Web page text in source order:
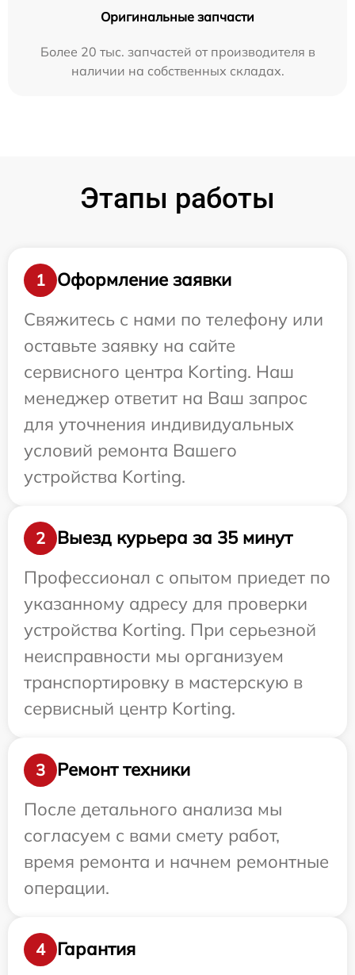
Оригинальные запчасти
Более 20 тыс. запчастей от производителя в
наличии на собственных складах.
Этапы работы
1
Оформление заявки
Свяжитесь с нами по телефону или
оставьте заявку на сайте
сервисного центра Korting. Наш
менеджер ответит на Ваш запрос
для уточнения индивидуальных
условий ремонта Вашего
устройства Korting.
2
Выезд курьера за 35 минут
Профессионал с опытом приедет по
указанному адресу для проверки
устройства Korting. При серьезной
неисправности мы организуем
транспортировку в мастерскую в
сервисный центр Korting.
3
Ремонт техники
После детального анализа мы
согласуем с вами смету работ,
время ремонта и начнем ремонтные
операции.
4 Гарантия